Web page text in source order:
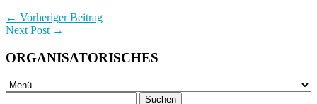
← Vorheriger Beitrag
Next Post →
ORGANISATORISCHES